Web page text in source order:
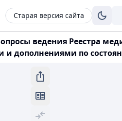
Старая версия сайта
ведения Реестра
дополнениями по